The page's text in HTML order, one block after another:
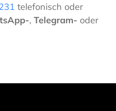
telefonisch oder
, Telegram- oder